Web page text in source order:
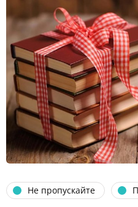
Не пропускайте